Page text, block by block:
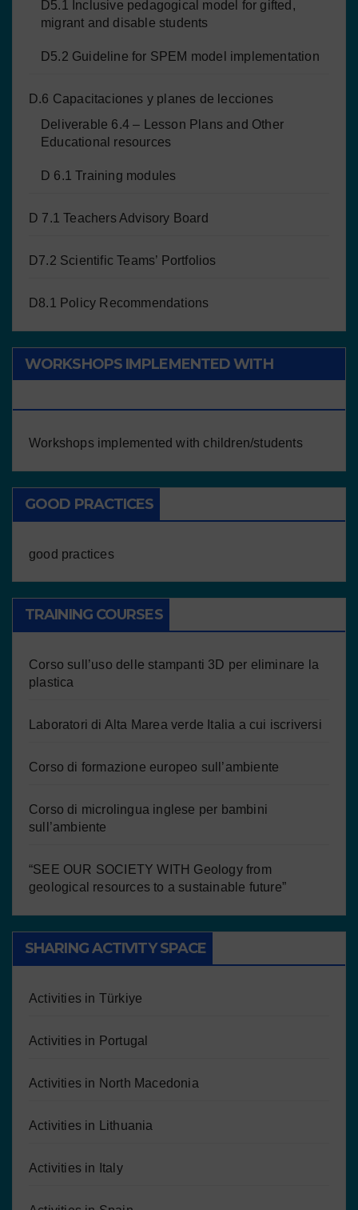
D5.1 Inclusive pedagogical model for gifted,
migrant and disable students
D5.2 Guideline for SPEM model implementation
D.6 Capacitaciones y planes de lecciones
Deliverable 6.4 – Lesson Plans and Other
Educational resources
D 6.1 Training modules
D 7.1 Teachers Advisory Board
D7.2 Scientific Teams’ Portfolios
D8.1 Policy Recommendations
WORKSHOPS IMPLEMENTED WITH
Workshops implemented with children/students
GOOD PRACTICES
good practices
TRAINING COURSES
Corso sull’uso delle stampanti 3D per eliminare la
plastica
Laboratori di Alta Marea verde Italia a cui iscriversi
Corso di formazione europeo sull’ambiente
Corso di microlingua inglese per bambini
sull’ambiente
“SEE OUR SOCIETY WITH Geology from
geological resources to a sustainable future”
SHARING ACTIVITY SPACE
Activities in Türkiye
Activities in Portugal
Activities in North Macedonia
Activities in Lithuania
Activities in Italy